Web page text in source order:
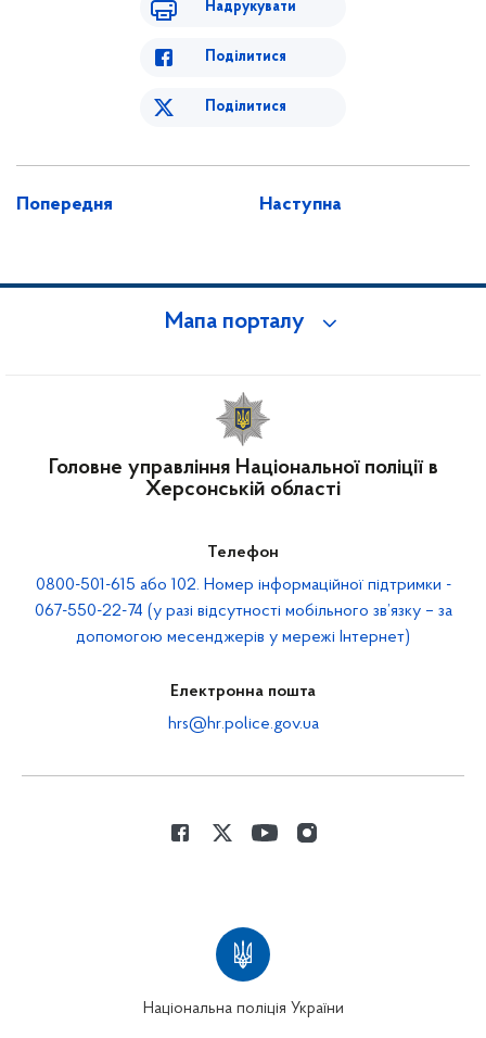
Надрукувати
Поділитися
Поділитися
Попередня Наступна
Мапа порталу
Головне управління Національної поліції в
Херсонській області
Телефон
0800-501-615 або 102. Номер інформаційної підтримки -
067-550-22-74 (у разі відсутності мобільного зв’язку – за
допомогою месенджерів у мережі Інтернет)
Електронна пошта
hrs@hr.police.gov.ua
Національна поліція України